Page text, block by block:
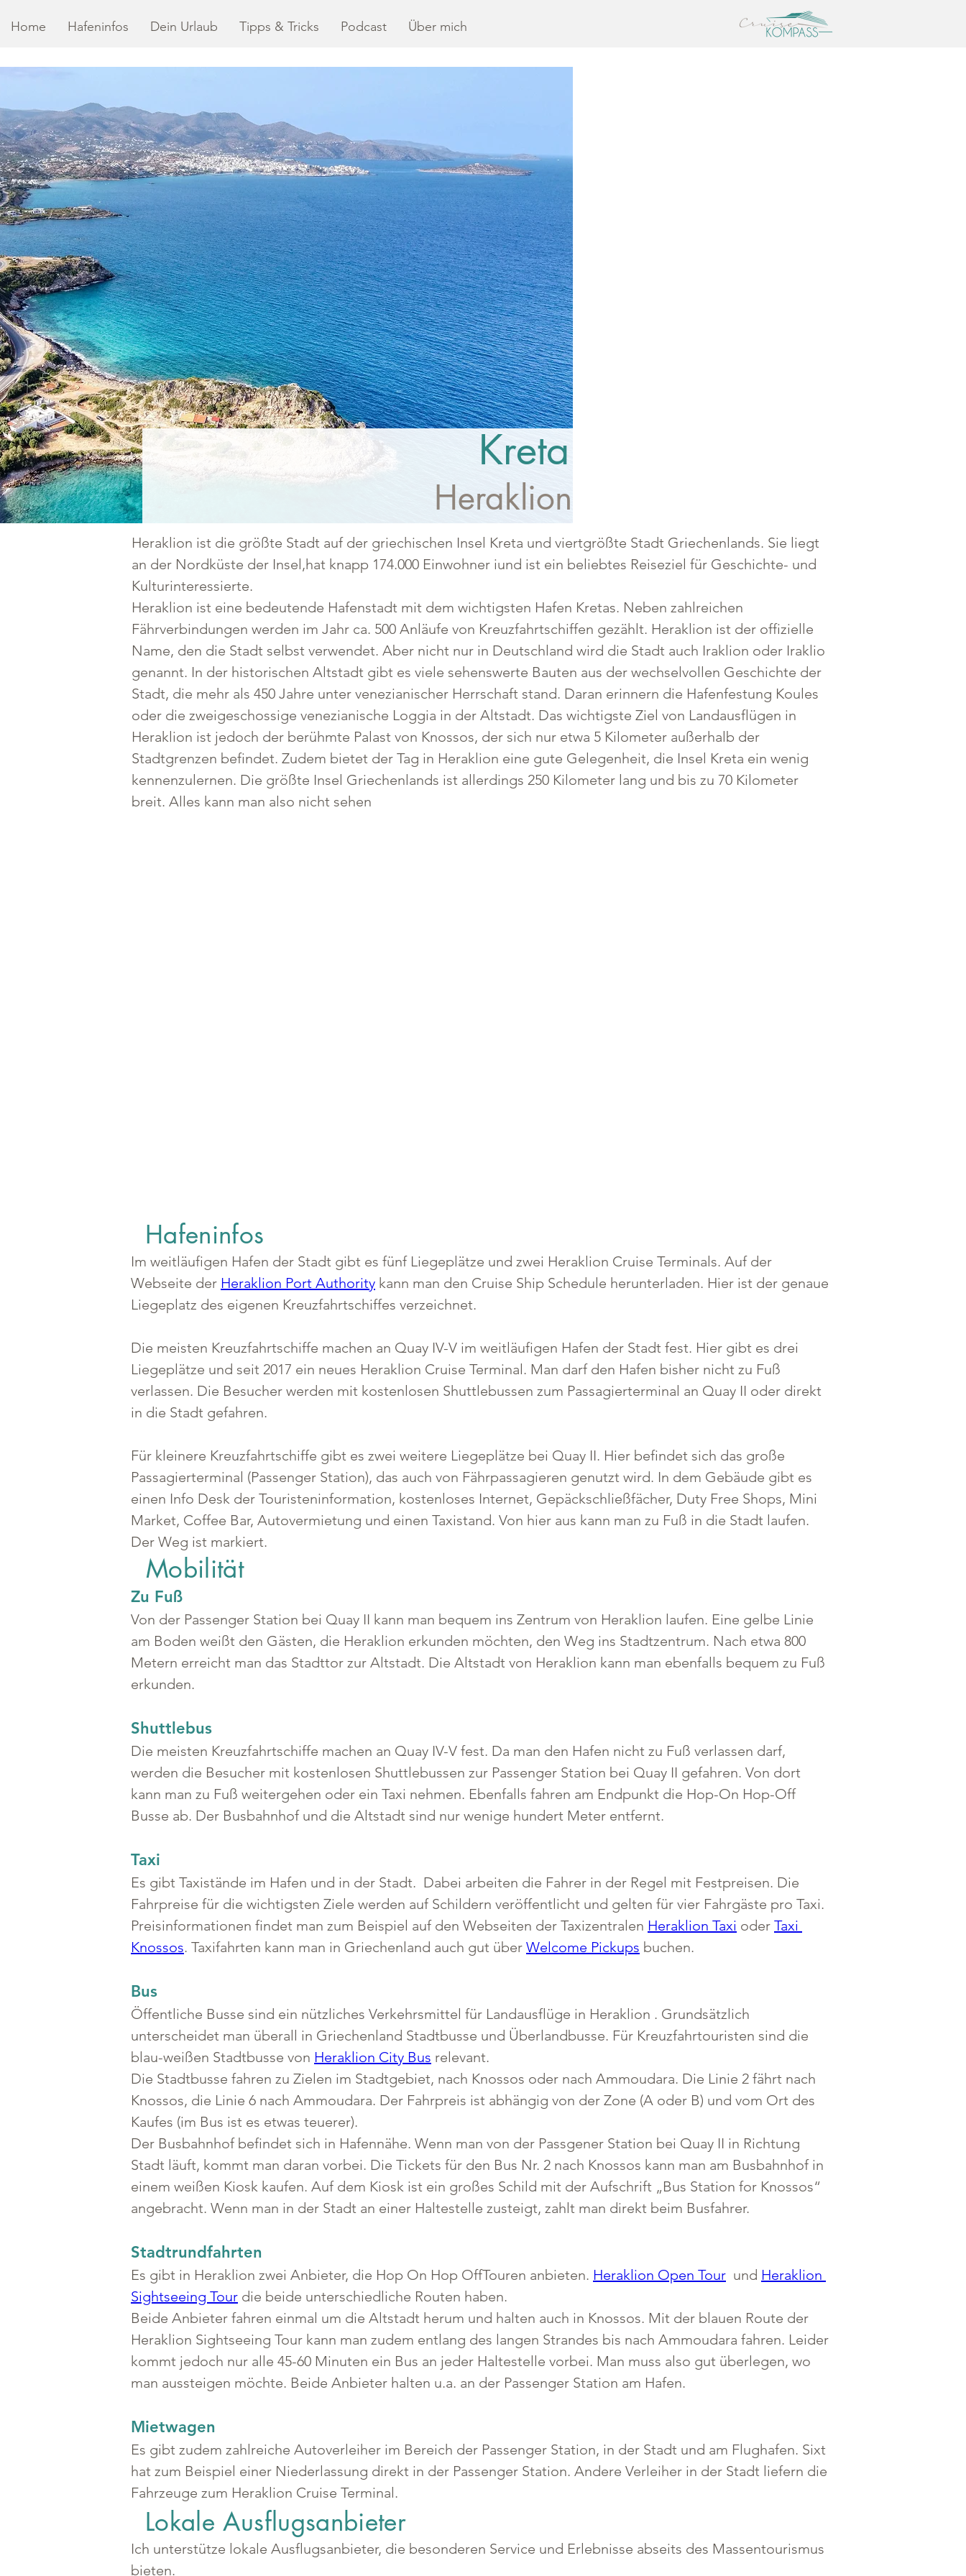
Home Hafeninfos Dein Urlaub Tipps & Tricks Podcast Über mich
Kreta
Heraklion
Heraklion ist die größte Stadt auf der griechischen Insel Kreta und viertgrößte Stadt Griechenlands. Sie liegt
an der Nordküste der Insel,hat knapp 174.000 Einwohner iund ist ein beliebtes Reiseziel für Geschichte- und
Kulturinteressierte.
Heraklion ist eine bedeutende Hafenstadt mit dem wichtigsten Hafen Kretas. Neben zahlreichen
Fährverbindungen werden im Jahr ca. 500 Anläufe von Kreuzfahrtschiffen gezählt. Heraklion ist der offizielle
Name, den die Stadt selbst verwendet. Aber nicht nur in Deutschland wird die Stadt auch Iraklion oder Iraklio
genannt. In der historischen Altstadt gibt es viele sehenswerte Bauten aus der wechselvollen Geschichte der
Stadt, die mehr als 450 Jahre unter venezianischer Herrschaft stand. Daran erinnern die Hafenfestung Koules
oder die zweigeschossige venezianische Loggia in der Altstadt. Das wichtigste Ziel von Landausflügen in
Heraklion ist jedoch der berühmte Palast von Knossos, der sich nur etwa 5 Kilometer außerhalb der
Stadtgrenzen befindet. Zudem bietet der Tag in Heraklion eine gute Gelegenheit, die Insel Kreta ein wenig
kennenzulernen. Die größte Insel Griechenlands ist allerdings 250 Kilometer lang und bis zu 70 Kilometer
breit. Alles kann man also nicht sehen
Hafeninfos
Im weitläufigen Hafen der Stadt gibt es fünf Liegeplätze und zwei Heraklion Cruise Terminals. Auf der
Webseite der Heraklion Port Authority kann man den Cruise Ship Schedule herunterladen. Hier ist der genaue
Liegeplatz des eigenen Kreuzfahrtschiffes verzeichnet.
Die meisten Kreuzfahrtschiffe machen an Quay IV-V im weitläufigen Hafen der Stadt fest. Hier gibt es drei
Liegeplätze und seit 2017 ein neues Heraklion Cruise Terminal. Man darf den Hafen bisher nicht zu Fuß
verlassen. Die Besucher werden mit kostenlosen Shuttlebussen zum Passagierterminal an Quay II oder direkt
in die Stadt gefahren.
Für kleinere Kreuzfahrtschiffe gibt es zwei weitere Liegeplätze bei Quay II. Hier befindet sich das große
Passagierterminal (Passenger Station), das auch von Fährpassagieren genutzt wird. In dem Gebäude gibt es
einen Info Desk der Touristeninformation, kostenloses Internet, Gepäckschließfächer, Duty Free Shops, Mini
Market, Coffee Bar, Autovermietung und einen Taxistand. Von hier aus kann man zu Fuß in die Stadt laufen.
Der Weg ist markiert.
Mobilität
Zu Fuß
Von der Passenger Station bei Quay II kann man bequem ins Zentrum von Heraklion laufen. Eine gelbe Linie
am Boden weißt den Gästen, die Heraklion erkunden möchten, den Weg ins Stadtzentrum. Nach etwa 800
Metern erreicht man das Stadttor zur Altstadt. Die Altstadt von Heraklion kann man ebenfalls bequem zu Fuß
erkunden.
Shuttlebus
Die meisten Kreuzfahrtschiffe machen an Quay IV-V fest. Da man den Hafen nicht zu Fuß verlassen darf,
werden die Besucher mit kostenlosen Shuttlebussen zur Passenger Station bei Quay II gefahren. Von dort
kann man zu Fuß weitergehen oder ein Taxi nehmen. Ebenfalls fahren am Endpunkt die Hop-On Hop-Off
Busse ab. Der Busbahnhof und die Altstadt sind nur wenige hundert Meter entfernt.
Taxi
Es gibt Taxistände im Hafen und in der Stadt.  Dabei arbeiten die Fahrer in der Regel mit Festpreisen. Die
Fahrpreise für die wichtigsten Ziele werden auf Schildern veröffentlicht und gelten für vier Fahrgäste pro Taxi.
Preisinformationen findet man zum Beispiel auf den Webseiten der Taxizentralen Heraklion Taxi oder Taxi
Knossos. Taxifahrten kann man in Griechenland auch gut über Welcome Pickups buchen.
Bus
Öffentliche Busse sind ein nützliches Verkehrsmittel für Landausflüge in Heraklion . Grundsätzlich
unterscheidet man überall in Griechenland Stadtbusse und Überlandbusse. Für Kreuzfahrtouristen sind die
blau-weißen Stadtbusse von Heraklion City Bus relevant.
Die Stadtbusse fahren zu Zielen im Stadtgebiet, nach Knossos oder nach Ammoudara. Die Linie 2 fährt nach
Knossos, die Linie 6 nach Ammoudara. Der Fahrpreis ist abhängig von der Zone (A oder B) und vom Ort des
Kaufes (im Bus ist es etwas teuerer).
Der Busbahnhof befindet sich in Hafennähe. Wenn man von der Passgener Station bei Quay II in Richtung
Stadt läuft, kommt man daran vorbei. Die Tickets für den Bus Nr. 2 nach Knossos kann man am Busbahnhof in
einem weißen Kiosk kaufen. Auf dem Kiosk ist ein großes Schild mit der Aufschrift „Bus Station for Knossos“
angebracht. Wenn man in der Stadt an einer Haltestelle zusteigt, zahlt man direkt beim Busfahrer.
Stadtrundfahrten
Es gibt in Heraklion zwei Anbieter, die Hop On Hop OffTouren anbieten. Heraklion Open Tour
  und
Heraklion
Sightseeing Tour die beide unterschiedliche Routen haben.
Beide Anbieter fahren einmal um die Altstadt herum und halten auch in Knossos. Mit der blauen Route der
Heraklion Sightseeing Tour kann man zudem entlang des langen Strandes bis nach Ammoudara fahren. Leider
kommt jedoch nur alle 45-60 Minuten ein Bus an jeder Haltestelle vorbei. Man muss also gut überlegen, wo
man aussteigen möchte. Beide Anbieter halten u.a. an der Passenger Station am Hafen.
Mietwagen
Es gibt zudem zahlreiche Autoverleiher im Bereich der Passenger Station, in der Stadt und am Flughafen. Sixt
hat zum Beispiel einer Niederlassung direkt in der Passenger Station. Andere Verleiher in der Stadt liefern die
Fahrzeuge zum Heraklion Cruise Terminal.
Lokale Ausflugsanbieter
Ich unterstütze lokale Ausflugsanbieter, die besonderen Service und Erlebnisse abseits des Massentourismus
bieten.